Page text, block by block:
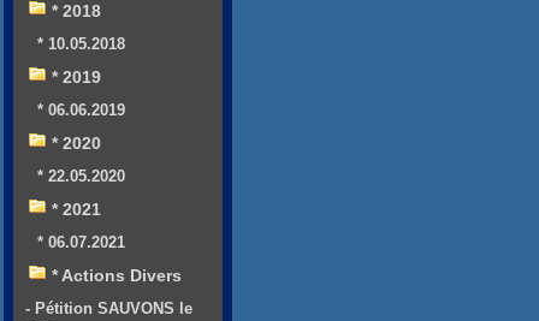
* 2018
* 10.05.2018
* 2019
* 06.06.2019
* 2020
* 22.05.2020
* 2021
* 06.07.2021
* Actions Divers
- Pétition SAUVONS le